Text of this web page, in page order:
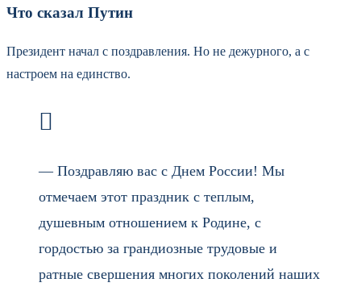
Что сказал Путин
Президент начал с поздравления. Но не дежурного, а с
настроем на единство.
— Поздравляю вас с Днем России! Мы
отмечаем этот праздник с теплым,
душевным отношением к Родине, с
гордостью за грандиозные трудовые и
ратные свершения многих поколений наших